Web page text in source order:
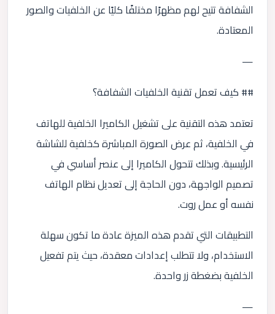
الشفافة تتيح لهم مظهرًا مختلفًا كليًا عن الخلفيات والصور
المعتادة.
—
## كيف تعمل تقنية الخلفيات الشفافة؟
تعتمد هذه التقنية على تشغيل الكاميرا الخلفية للهاتف
في الخلفية، ثم عرض الصورة المباشرة كخلفية للشاشة
الرئيسية. وبذلك تتحول الكاميرا إلى عنصر أساسي في
تصميم الواجهة، دون الحاجة إلى تعديل نظام الهاتف
نفسه أو عمل روت.
التطبيقات التي تقدم هذه الميزة عادة ما تكون سهلة
الاستخدام، ولا تتطلب إعدادات معقدة، حيث يتم تفعيل
الخلفية بضغطة زر واحدة.
—